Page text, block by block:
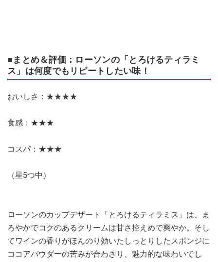
■まとめ＆評価：ローソンの「とろけるティラミ
ス」は何度でもリピートしたい味！
おいしさ：★★★★
食感：★★★
コスパ：★★★
（星5つ中）
ローソンのカップデザート「とろけるティラミス」は、ま
ろやかでコクのあるクリームは甘さ控えめで爽やか。そし
てワインの香りがほんのり効いたしっとりしたスポンジに
ココアパウダーの苦みが合わさり、魅力的な味わいでし